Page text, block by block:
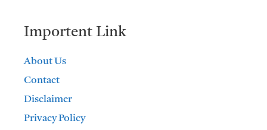
Importent Link
About Us
Contact
Disclaimer
Privacy Policy